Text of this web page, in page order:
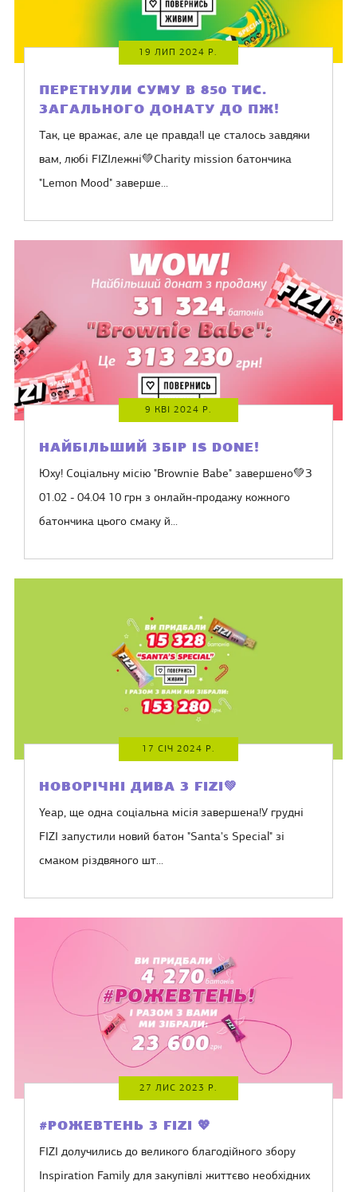
19 ЛИП 2024 Р.
ПЕРЕТНУЛИ СУМУ В 850 ТИС.
ЗАГАЛЬНОГО ДОНАТУ ДО ПЖ!
Так, це вражає, але це правда!І це сталось завдяки
вам, любі FIZIлежні💚Charity mission батончика
"Lemon Mood" заверше...
9 КВІ 2024 Р.
НАЙБІЛЬШИЙ ЗБІР IS DONE!
Юху! Соціальну місію "Brownie Babe" завершено💚З
01.02 - 04.04 10 грн з онлайн-продажу кожного
батончика цього смаку й...
17 СІЧ 2024 Р.
НОВОРІЧНІ ДИВА З FIZI💚
Yeap, ще одна соціальна місія завершена!У грудні
FIZI запустили новий батон "Santa's Special" зі
смаком різдвяного шт...
27 ЛИС 2023 Р.
#РОЖЕВТЕНЬ З FIZI 💖
FIZI долучились до великого благодійного збору
Inspiration Family для закупівлі життєво необхідних